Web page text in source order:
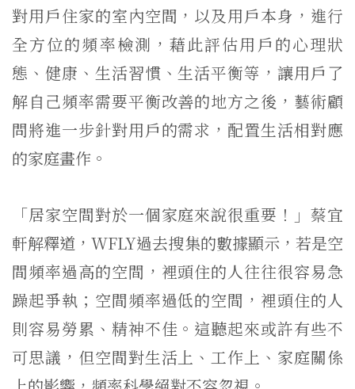
對用戶住家的室內空間，以及用戶本身，進行
全方位的頻率檢測，藉此評估用戶的心理狀
態、健康、生活習慣、生活平衡等，讓用戶了
解自己頻率需要平衡改善的地方之後，藝術顧
問將進一步針對用戶的需求，配置生活相對應
的家庭畫作。
「居家空間對於一個家庭來說很重要！」蔡宜
軒解釋道，WFLY過去搜集的數據顯示，若是空
間頻率過高的空間，裡頭住的人往往很容易急
躁起爭執；空間頻率過低的空間，裡頭住的人
則容易勞累、精神不佳。這聽起來或許有些不
可思議，但空間對生活上、工作上、家庭關係